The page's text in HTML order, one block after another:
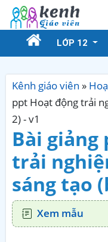
LỚP 12
Kênh giáo viên »
ppt Hoạt động trải
2) - v1
Bài giảng
trải
sáng tạo
Xem mẫu